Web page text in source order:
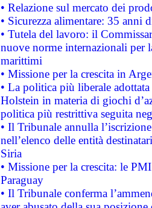
• Relazione sul mercato dei
• Sicurezza alimentare: 35 anni
• Tutela del lavoro: il
nuove norme internazionali per
marittimi
• Missione per la crescita in
• La politica più liberale
Holstein in materia di giochi
politica più restrittiva seguita
• Il Tribunale annulla
nell’elenco delle entità
Siria
• Missione per la crescita: le
Paraguay
• Il Tribunale conferma